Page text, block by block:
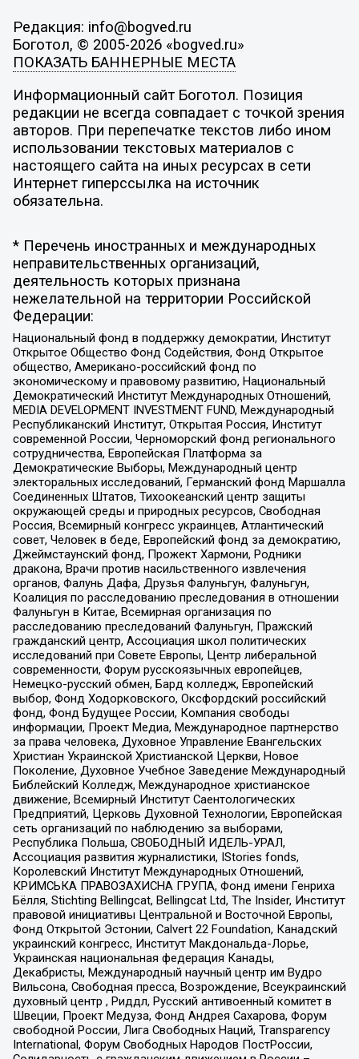
Редакция: info@bogved.ru
Боготол, © 2005-2026 «bogved.ru»
ПОКАЗАТЬ БАННЕРНЫЕ МЕСТА
Информационный сайт Боготол. Позиция
редакции не всегда совпадает с точкой зрения
авторов. При перепечатке текстов либо ином
использовании текстовых материалов с
настоящего сайта на иных ресурсах в сети
Интернет гиперссылка на источник
обязательна.
* Перечень иностранных и международных
неправительственных организаций,
деятельность которых признана
нежелательной на территории Российской
Федерации:
Национальный фонд в поддержку демократии, Институт
Открытое Общество Фонд Содействия, Фонд Открытое
общество, Американо-российский фонд по
экономическому и правовому развитию, Национальный
Демократический Институт Международных Отношений,
MEDIA DEVELOPMENT INVESTMENT FUND, Международный
Республиканский Институт, Открытая Россия, Институт
современной России, Черноморский фонд регионального
сотрудничества, Европейская Платформа за
Демократические Выборы, Международный центр
электоральных исследований, Германский фонд Маршалла
Соединенных Штатов, Тихоокеанский центр защиты
окружающей среды и природных ресурсов, Свободная
Россия, Всемирный конгресс украинцев, Атлантический
совет, Человек в беде, Европейский фонд за демократию,
Джеймстаунский фонд, Прожект Хармони, Родники
дракона, Врачи против насильственного извлечения
органов, Фалунь Дафа, Друзья Фалуньгун, Фалуньгун,
Коалиция по расследованию преследования в отношении
Фалуньгун в Китае, Всемирная организация по
расследованию преследований Фалуньгун, Пражский
гражданский центр, Ассоциация школ политических
исследований при Совете Европы, Центр либеральной
современности, Форум русскоязычных европейцев,
Немецко-русский обмен, Бард колледж, Европейский
выбор, Фонд Ходорковского, Оксфордский российский
фонд, Фонд Будущее России, Компания свободы
информации, Проект Медиа, Международное партнерство
за права человека, Духовное Управление Евангельских
Христиан Украинской Христианской Церкви, Новое
Поколение, Духовное Учебное Заведение Международный
Библейский Колледж, Международное христианское
движение, Всемирный Институт Саентологических
Предприятий, Церковь Духовной Технологии, Европейская
сеть организаций по наблюдению за выборами,
Республика Польша, СВОБОДНЫЙ ИДЕЛЬ-УРАЛ,
Ассоциация развития журналистики, IStories fonds,
Королевский Институт Международных Отношений,
КРИМСЬКА ПРАВОЗАХИСНА ГРУПА, Фонд имени Генриха
Бёлля, Stichting Bellingcat, Bellingcat Ltd, The Insider, Институт
правовой инициативы Центральной и Восточной Европы,
Фонд Открытой Эстонии, Calvert 22 Foundation, Канадский
украинский конгресс, Институт Макдональда-Лорье,
Украинская национальная федерация Канады,
Декабристы, Международный научный центр им Вудро
Вильсона, Свободная пресса, Возрождение, Всеукраинский
духовный центр , Риддл, Русский антивоенный комитет в
Швеции, Проект Медуза, Фонд Андрея Сахарова, Форум
свободной России, Лига Свободных Наций, Transparеncy
International, Форум Свободных Народов ПостРоссии,